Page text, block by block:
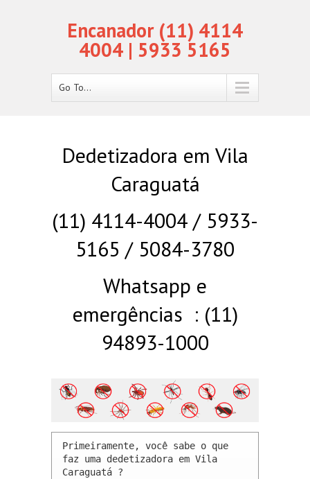
Encanador (11) 4114
4004 | 5933 5165
Go To...
Dedetizadora em Vila
Caraguatá
(11) 4114-4004 / 5933-
5165 / 5084-3780
Whatsapp e
emergências : (11)
94893-1000
Primeiramente, você sabe o que
faz uma dedetizadora em Vila
Caraguatá ?